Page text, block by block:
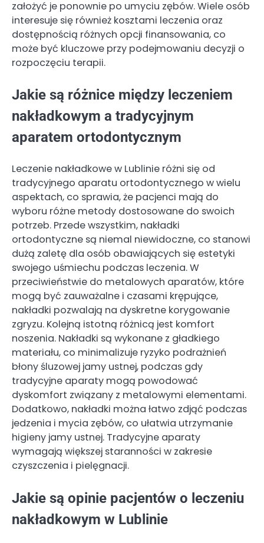
założyć je ponownie po umyciu zębów. Wiele osób
interesuje się również kosztami leczenia oraz
dostępnością różnych opcji finansowania, co
może być kluczowe przy podejmowaniu decyzji o
rozpoczęciu terapii.
Jakie są różnice między leczeniem
nakładkowym a tradycyjnym
aparatem ortodontycznym
Leczenie nakładkowe w Lublinie różni się od
tradycyjnego aparatu ortodontycznego w wielu
aspektach, co sprawia, że pacjenci mają do
wyboru różne metody dostosowane do swoich
potrzeb. Przede wszystkim, nakładki
ortodontyczne są niemal niewidoczne, co stanowi
dużą zaletę dla osób obawiających się estetyki
swojego uśmiechu podczas leczenia. W
przeciwieństwie do metalowych aparatów, które
mogą być zauważalne i czasami krępujące,
nakładki pozwalają na dyskretne korygowanie
zgryzu. Kolejną istotną różnicą jest komfort
noszenia. Nakładki są wykonane z gładkiego
materiału, co minimalizuje ryzyko podrażnień
błony śluzowej jamy ustnej, podczas gdy
tradycyjne aparaty mogą powodować
dyskomfort związany z metalowymi elementami.
Dodatkowo, nakładki można łatwo zdjąć podczas
jedzenia i mycia zębów, co ułatwia utrzymanie
higieny jamy ustnej. Tradycyjne aparaty
wymagają większej staranności w zakresie
czyszczenia i pielęgnacji.
Jakie są opinie pacjentów o leczeniu
nakładkowym w Lublinie